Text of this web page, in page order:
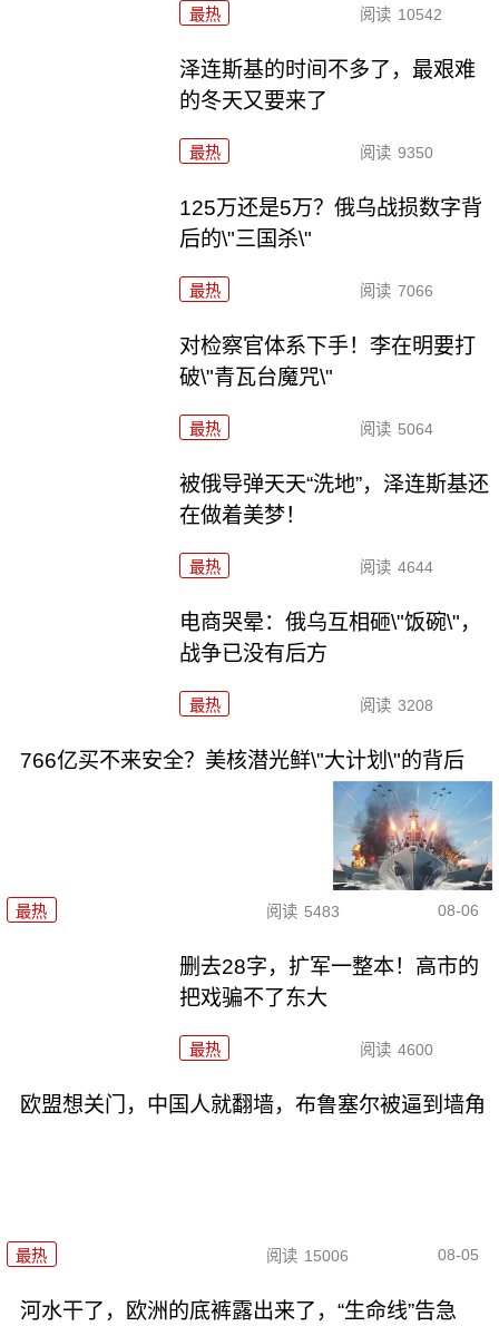
最热 阅读 10542
泽连斯基的时间不多了，最艰难
的冬天又要来了
最热 阅读 9350
125万还是5万？俄乌战损数字背
后的\"三国杀\"
最热 阅读 7066
对检察官体系下手！李在明要打
破\"青瓦台魔咒\"
最热 阅读 5064
被俄导弹天天“洗地”，泽连斯基还
在做着美梦！
最热 阅读 4644
电商哭晕：俄乌互相砸\"饭碗\"，
战争已没有后方
最热 阅读 3208
766亿买不来安全？美核潜光鲜\"大计划\"的背后
最热 阅读 5483 08-06
删去28字，扩军一整本！高市的
把戏骗不了东大
最热 阅读 4600
欧盟想关门，中国人就翻墙，布鲁塞尔被逼到墙角
最热 阅读 15006 08-05
河水干了，欧洲的底裤露出来了，“生命线”告急